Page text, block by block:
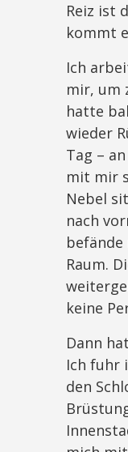
Reiz ist
kommt
Ich
mir, um
hatte
wieder
Tag –
mit mir
Nebel
nach
Raum.
keine
Dann
Ich fuhr
den